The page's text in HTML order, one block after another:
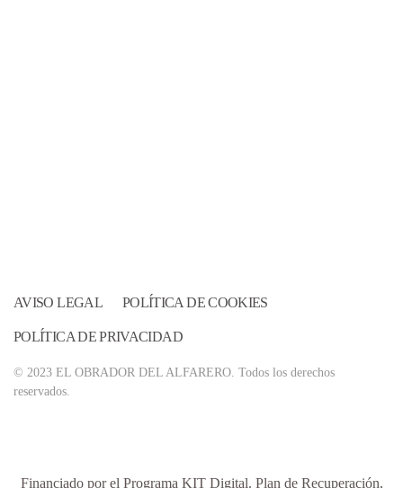
AVISO LEGAL POLÍTICA DE COOKIES
POLÍTICA DE PRIVACIDAD
© 2023 EL OBRADOR DEL ALFARERO. Todos los derechos
reservados.
Financiado por el Programa KIT Digital. Plan de Recuperación,